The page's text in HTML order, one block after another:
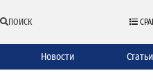
ПОИСК
Новости Статьи